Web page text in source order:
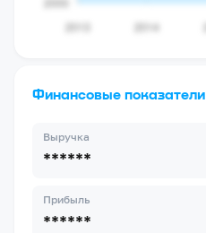
Финансовые показатели
Выручка
******
Прибыль
******